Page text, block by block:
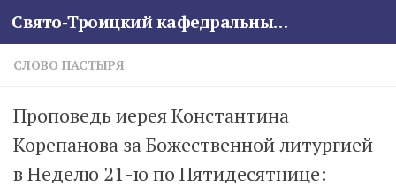
Skip to content Свято-Троицкий кафедральный собор
СЛОВО ПАСТЫРЯ
Проповедь иерея Константина
Корепанова за Божественной литургией
в Неделю 21-ю по Пятидесятнице: